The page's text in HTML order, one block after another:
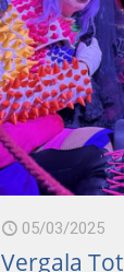
05/03/2025
Vergala